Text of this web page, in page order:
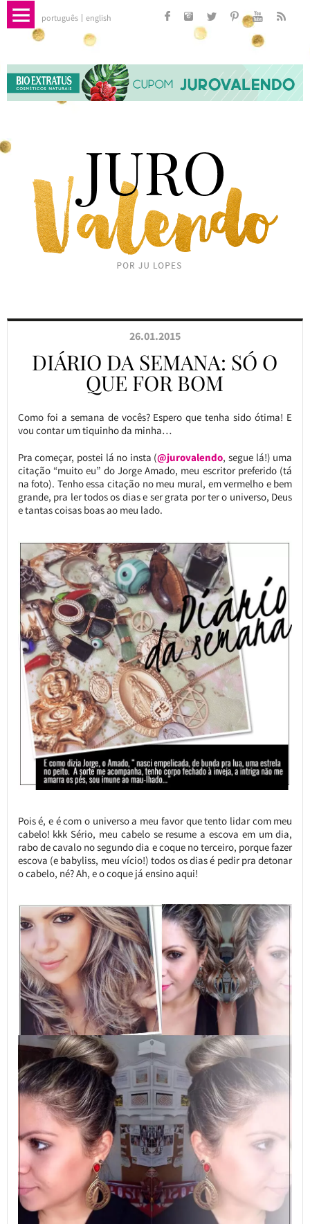
português english
26.01.2015
DIÁRIO DA SEMANA: SÓ O
QUE FOR BOM
Como foi a semana de vocês? Espero que tenha sido ótima! E
vou contar um tiquinho da minha…
Pra começar, postei lá no insta (@jurovalendo, segue lá!) uma
citação “muito eu” do Jorge Amado, meu escritor preferido (tá
na foto). Tenho essa citação no meu mural, em vermelho e bem
grande, pra ler todos os dias e ser grata por ter o universo, Deus
e tantas coisas boas ao meu lado.
Pois é, e é com o universo a meu favor que tento lidar com meu
cabelo! kkk Sério, meu cabelo se resume a escova em um dia,
rabo de cavalo no segundo dia e coque no terceiro, porque fazer
escova (e babyliss, meu vício!) todos os dias é pedir pra detonar
o cabelo, né? Ah, e o coque já ensino aqui!